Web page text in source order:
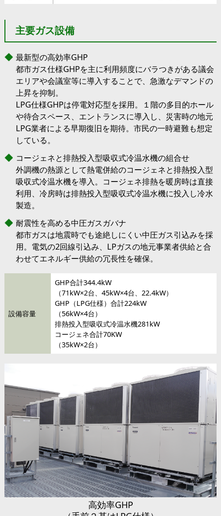
主要ガス設備
最新型の高効率GHP
都市ガス仕様GHPを主に利用頻度にバラつきがある議会
エリアや会議室等に導入することで、急激なデマンドの
上昇を抑制。
LPG仕様GHPは停電対応型を採用。１階の多目的ホール
や待合スペース、エントランスに導入し、災害時の地元
LPG業者による早期復旧を期待。市民の一時避難も想定
している。
コージェネと排熱投入型吸収式冷温水機の組合せ
外調機の熱源として熱電併給のコージェネと排熱投入型
吸収式冷温水機を導入。コージェネ排熱を暖房時は直接
利用、冷房時は排熱投入型吸収式冷温水機に投入し冷水
製造。
耐震性を高める中圧ガスガバナ
都市ガスは地震時でも途絶しにくい中圧ガス引込みを採
用。電気の2回線引込み、LPガスの地元事業者供給と合
わせてエネルギー供給の冗長性を確保。
設備容量
GHP合計344.4kW
（71kW×2台、45kW×4台、22.4kW）
GHP（LPG仕様）合計224kW
（56kW×4台）
排熱投入型吸収式冷温水機281kW
コージェネ合計70KW
（35kW×2台）
高効率GHP